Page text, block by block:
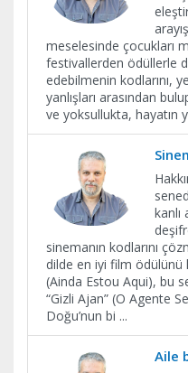
meselesinde çocukları
festivallerden ödüllerle
edebilmenin kodlarını,
yanlışları arasından
ve yoksullukta, hayatın
kanlı
sinemanın kodlarını
dilde en iyi film ödülünü
(Ainda Estou Aqui), bu
“Gizli Ajan” (O Agente
Doğu’nun bi ...
Aile